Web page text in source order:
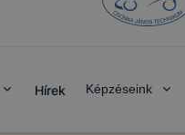
Hírek Képzéseink